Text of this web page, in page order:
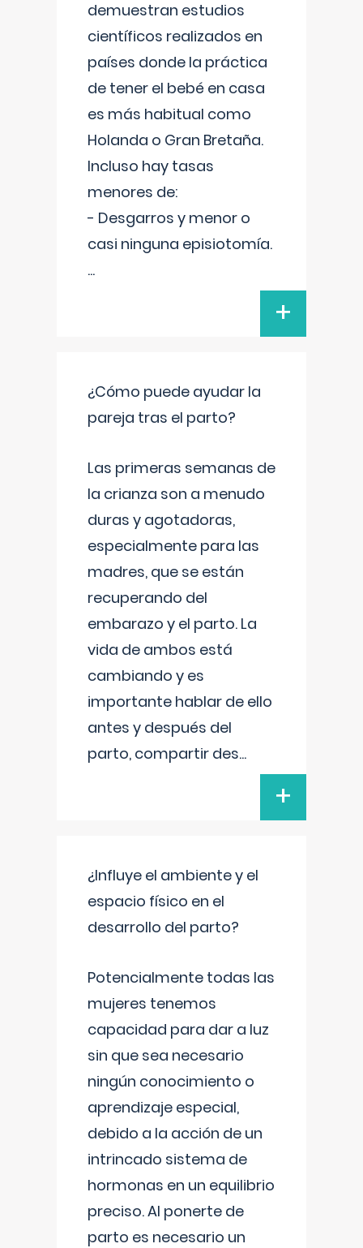
demuestran estudios
científicos realizados en
países donde la práctica
de tener el bebé en casa
es más habitual como
Holanda o Gran Bretaña.
Incluso hay tasas
menores de:
- Desgarros y menor o
casi ninguna episiotomía.
...
+
¿Cómo puede ayudar la
pareja tras el parto?
Las primeras semanas de
la crianza son a menudo
duras y agotadoras,
especialmente para las
madres, que se están
recuperando del
embarazo y el parto. La
vida de ambos está
cambiando y es
importante hablar de ello
antes y después del
parto, compartir des...
+
¿Influye el ambiente y el
espacio físico en el
desarrollo del parto?
Potencialmente todas las
mujeres tenemos
capacidad para dar a luz
sin que sea necesario
ningún conocimiento o
aprendizaje especial,
debido a la acción de un
intrincado sistema de
hormonas en un equilibrio
preciso. Al ponerte de
parto es necesario un